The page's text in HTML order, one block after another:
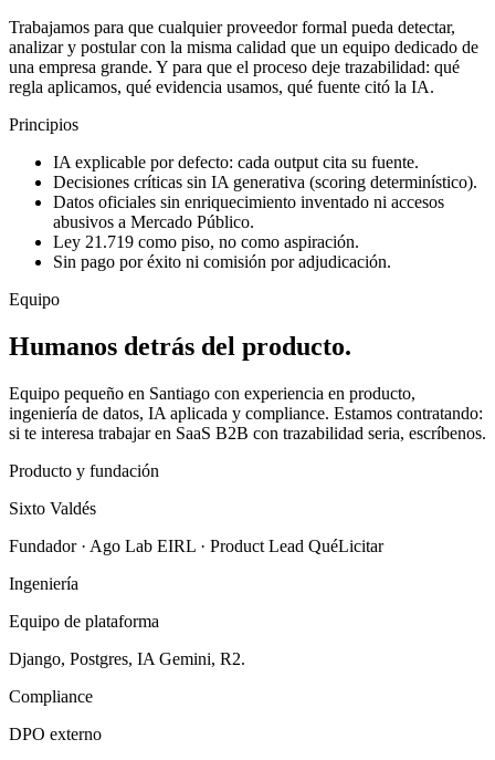
Trabajamos para que cualquier proveedor formal pueda detectar,
analizar y postular con la misma calidad que un equipo dedicado de
una empresa grande. Y para que el proceso deje trazabilidad: qué
regla aplicamos, qué evidencia usamos, qué fuente citó la IA.
Principios
IA explicable por defecto: cada output cita su fuente.
Decisiones críticas sin IA generativa (scoring determinístico).
Datos oficiales sin enriquecimiento inventado ni accesos
abusivos a Mercado Público.
Ley 21.719 como piso, no como aspiración.
Sin pago por éxito ni comisión por adjudicación.
Equipo
Humanos detrás del producto.
Equipo pequeño en Santiago con experiencia en producto,
ingeniería de datos, IA aplicada y compliance. Estamos contratando:
si te interesa trabajar en SaaS B2B con trazabilidad seria, escríbenos.
Producto y fundación
Sixto Valdés
Fundador · Ago Lab EIRL · Product Lead QuéLicitar
Ingeniería
Equipo de plataforma
Django, Postgres, IA Gemini, R2.
Compliance
DPO externo